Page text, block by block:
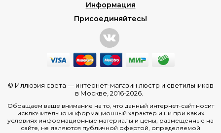
Информация
Присоединяйтесь!
© Иллюзия света — интернет-магазин люстр и светильников
в Москве , 2016-2026.
Обращаем ваше внимание на то, что данный интернет-сайт носит
исключительно информационный характер и ни при каких
условиях информационные материалы и цены, размещенные на
сайте, не являются публичной офертой, определяемой